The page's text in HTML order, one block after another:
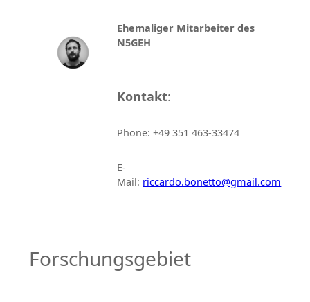
Ehemaliger Mitarbeiter des
N5GEH
Kontakt:
Phone: +49 351 463-33474
E-
Mail: riccardo.bonetto@gmail.com
Forschungsgebiet